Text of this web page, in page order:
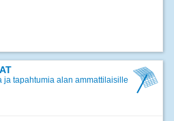
ja tapahtumia alan ammattilaisille